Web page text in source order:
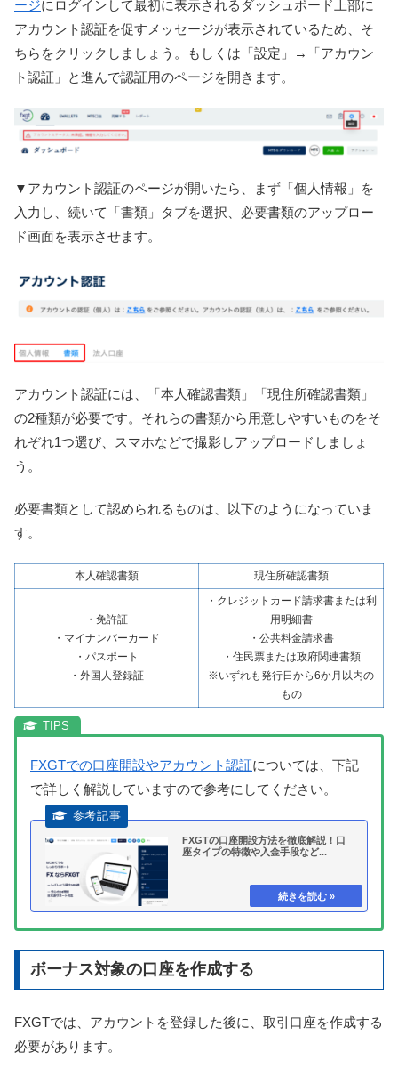
ージにログインして最初に表示されるダッシュボード上部に
アカウント認証を促すメッセージが表示されているため、そ
ちらをクリックしましょう。もしくは「設定」→「アカウン
ト認証」と進んで認証用のページを開きます。
▼アカウント認証のページが開いたら、まず「個人情報」を
入力し、続いて「書類」タブを選択、必要書類のアップロー
ド画面を表示させます。
アカウント認証には、「本人確認書類」「現住所確認書類」
の2種類が必要です。それらの書類から用意しやすいものをそ
れぞれ1つ選び、スマホなどで撮影しアップロードしましょ
う。
必要書類として認められるものは、以下のようになっていま
す。
本人確認書類 現住所確認書類
・免許証
・マイナンバーカード
・パスポート
・外国人登録証
・クレジットカード請求書または利
用明細書
・公共料金請求書
・住民票または政府関連書類
※いずれも発行日から6か月以内の
もの
FXGTでの口座開設やアカウント認証については、下記
で詳しく解説していますので参考にしてください。
FXGTの口座開設方法を徹底解説！口
座タイプの特徴や入金手段など...
ボーナス対象の口座を作成する
FXGTでは、アカウントを登録した後に、取引口座を作成する
必要があります。